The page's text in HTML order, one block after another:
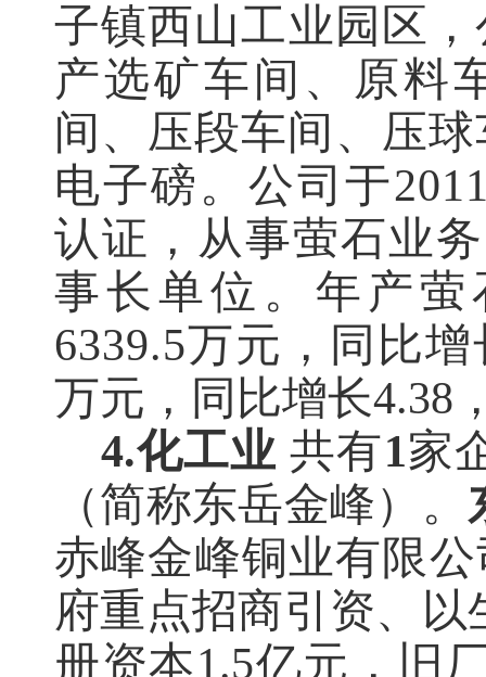
子镇西山工业园区
产选矿车间、原料
间、压段车间、压
电子磅。公司于
认证，从事萤石业
事长单位。年产萤
6339.5万元，同比增
万元，同比增长4.38
4.化工业共有1家
（简称东岳金峰）。
赤峰金峰铜业有限
府重点招商引资、
册资本1.5亿元，旧